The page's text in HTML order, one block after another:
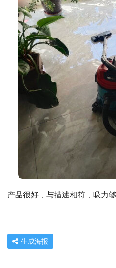
产品很好，与描述相符，吸力够
生成海报